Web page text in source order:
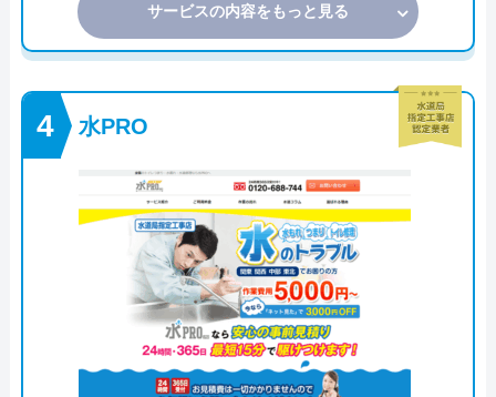
サービスの内容をもっと見る
水PRO